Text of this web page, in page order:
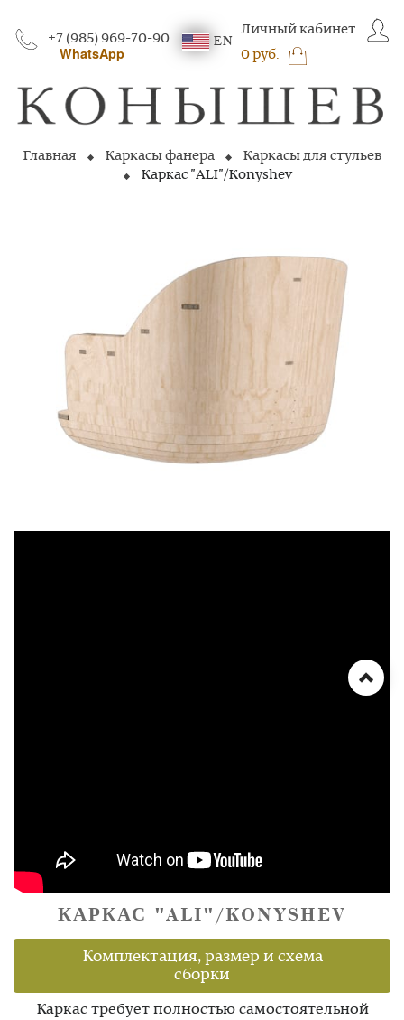
+7 (985) 969-70-90
WhatsApp
EN
Личный кабинет
0 руб.
Главная Каркасы фанера
Каркасы для стульев
Каркас "ALI"/Konyshev
КАРКАС "ALI"/KONYSHEV
Комплектация, размер и схема
сборки
Каркас требует полностью самостоятельной